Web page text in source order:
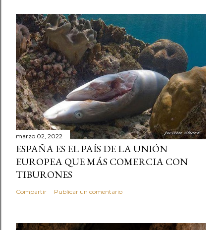
marzo 02, 2022
ESPAÑA ES EL PAÍS DE LA UNIÓN
EUROPEA QUE MÁS COMERCIA CON
TIBURONES
Compartir Publicar un comentario